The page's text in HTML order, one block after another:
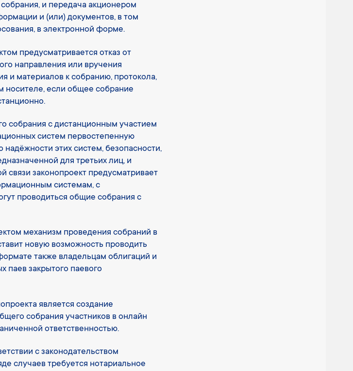
и передача акционером
и (или) документов, в том
в электронной форме.
предусматривается отказ от
направления или вручения
и материалов к собранию, протокола,
носителе, если общее собрание
собрания с дистанционным участием
систем первостепенную
надёжности этих систем, безопасности,
для третьих лиц, и
связи законопроект предусматривает
системам, с
проводиться общие собрания с
механизм проведения собраний в
новую возможность проводить
также владельцам облигаций и
паев закрытого паевого
является создание
собрания участников в онлайн
ответственностью.
с законодательством
случаев требуется нотариальное